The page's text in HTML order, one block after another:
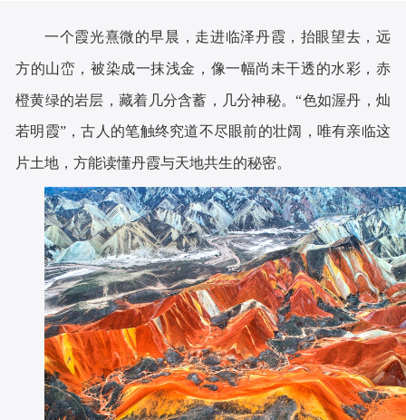
一个霞光熹微的早晨，走进临泽丹霞，抬眼望去，远
方的山峦，被染成一抹浅金，像一幅尚未干透的水彩，赤
橙黄绿的岩层，藏着几分含蓄，几分神秘。“色如渥丹，灿
若明霞”，古人的笔触终究道不尽眼前的壮阔，唯有亲临这
片土地，方能读懂丹霞与天地共生的秘密。